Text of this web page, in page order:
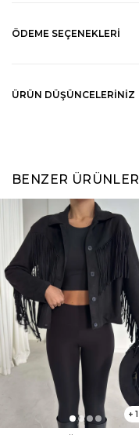
ÖDEME SEÇENEKLERI
ÜRÜN DÜŞÜNCELERINIZ
BENZER ÜRÜNLER
1